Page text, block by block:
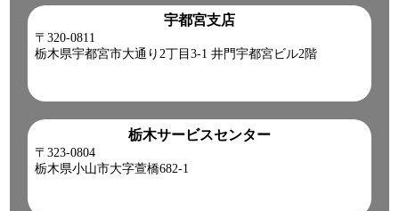
宇都宮支店
〒320-0811
栃木県宇都宮市大通り2丁目3-1 井門宇都宮ビル2階
栃木サービスセンター
〒323-0804
栃木県小山市大字萱橋682-1